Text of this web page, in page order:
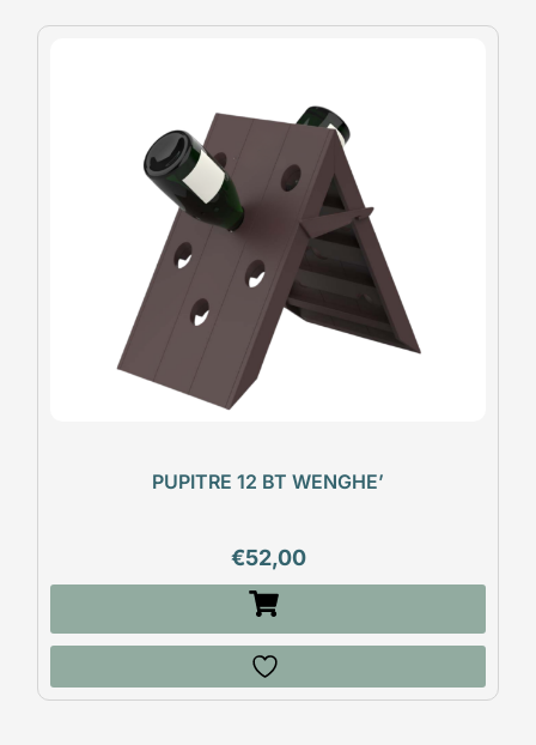
PUPITRE 12 BT WENGHE’
€52,00